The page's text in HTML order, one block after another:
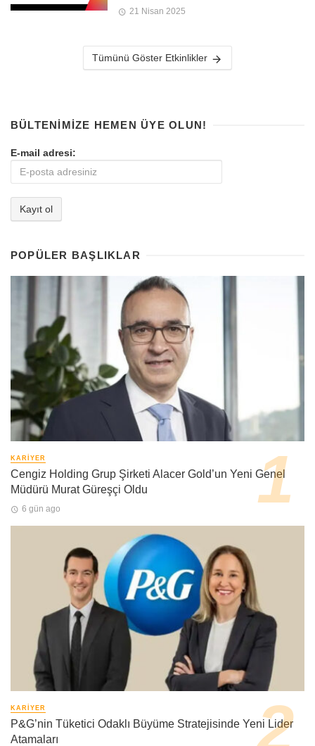
21 Nisan 2025
Tümünü Göster Etkinlikler
BÜLTENIMIZE HEMEN ÜYE OLUN!
E-mail adresi:
POPÜLER BAŞLIKLAR
KARIYER
Cengiz Holding Grup Şirketi Alacer Gold’un Yeni Genel
Müdürü Murat Güreşçi Oldu
6 gün ago
KARIYER
P&G’nin Tüketici Odaklı Büyüme Stratejisinde Yeni Lider
Atamaları